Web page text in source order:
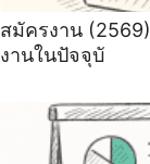
สมัครงาน (2569)
งานในปัจจุบั